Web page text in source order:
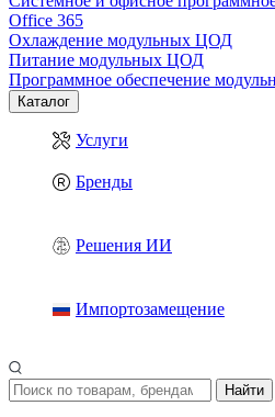
Office 365
Охлаждение модульных ЦОД
Питание модульных ЦОД
Программное обеспечение
Каталог
Услуги
Бренды
Решения ИИ
Импортозамещение
Найти